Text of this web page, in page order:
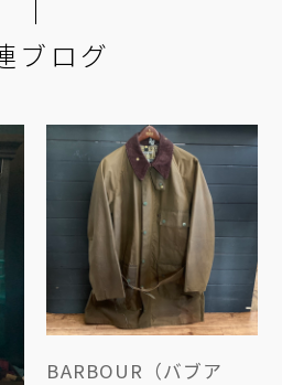
ブログ
BARBOUR（バブア